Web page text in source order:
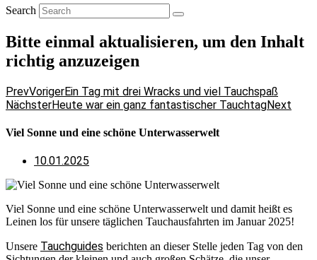
Search
Bitte einmal aktualisieren, um den Inhalt
richtig anzuzeigen
PrevVorigerEin Tag mit drei Wracks und viel Tauchspaß
NächsterHeute war ein ganz fantastischer TauchtagNext
Viel Sonne und eine schöne Unterwasserwelt
10.01.2025
Viel Sonne und eine schöne Unterwasserwelt und damit heißt es
Leinen los für unsere täglichen Tauchausfahrten im Januar 2025!
Unsere Tauchguides berichten an dieser Stelle jeden Tag von den